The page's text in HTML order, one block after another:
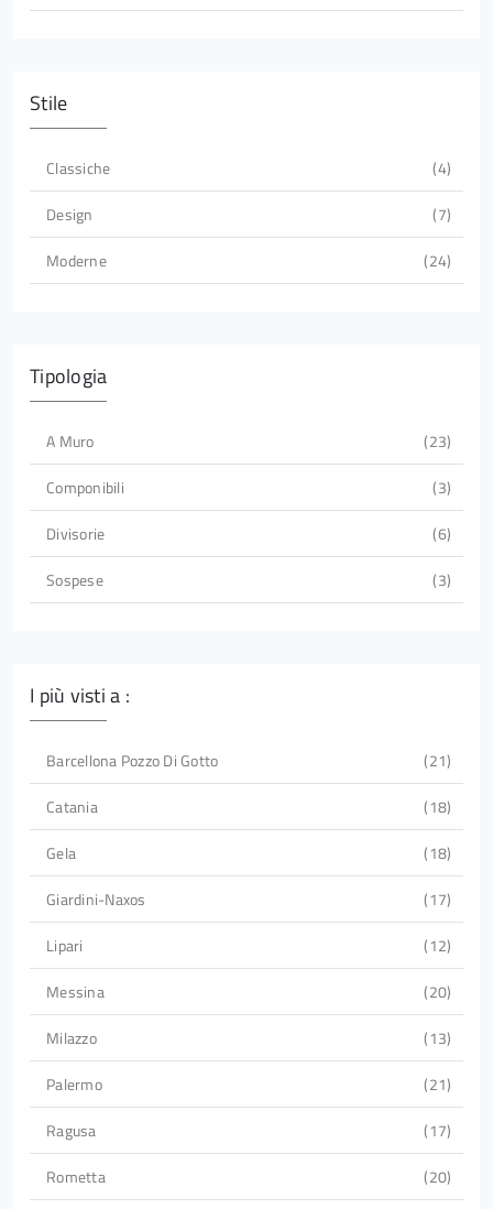
Stile
Classiche
4
Design
7
Moderne
24
Tipologia
A Muro
23
Componibili
3
Divisorie
6
Sospese
3
I più visti a :
Barcellona Pozzo Di Gotto
21
Catania
18
Gela
18
Giardini-Naxos
17
Lipari
12
Messina
20
Milazzo
13
Palermo
21
Ragusa
17
Rometta
20